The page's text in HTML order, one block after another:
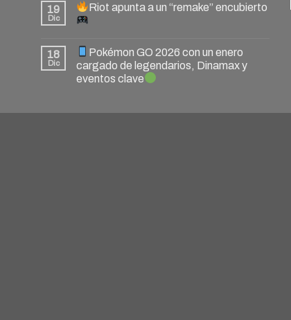
19
Dic
Riot apunta a un “remake” encubierto
18
Dic
Pokémon GO 2026 con un enero
cargado de legendarios, Dinamax y
eventos clave